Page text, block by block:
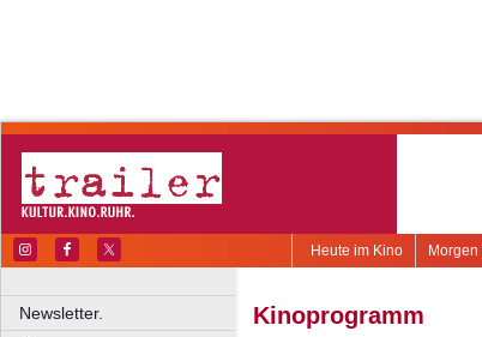
Heute im Kino
Newsletter.
Kinoprogramm